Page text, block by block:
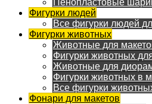
Пенопластовые
Фигурки людей
Все фигурки людей
Фигурки животных
Животные для
Фигурки животных
Животные для
Фигурки животных в
Все фигурки
Фонари для макетов